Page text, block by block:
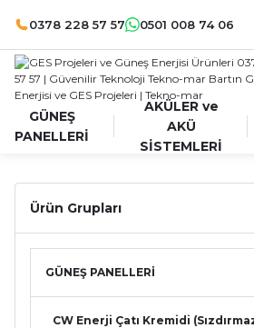
0378 228 57 57 0501 008 74 06
GÜNEŞ
PANELLERİ
AKÜLER ve
AKÜ
SİSTEMLERİ
Ürün Grupları
GÜNEŞ PANELLERİ
CW Enerji Çatı Kremidi